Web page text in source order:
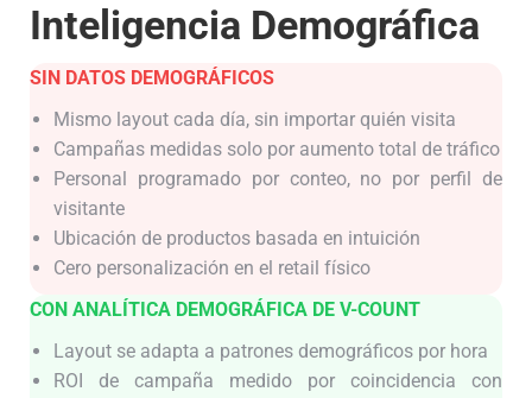
Inteligencia Demográfica
SIN DATOS DEMOGRÁFICOS
Mismo layout cada día, sin importar quién visita
Campañas medidas solo por aumento total de tráfico
Personal programado por conteo, no por perfil de
visitante
Ubicación de productos basada en intuición
Cero personalización en el retail físico
CON ANALÍTICA DEMOGRÁFICA DE V-COUNT
Layout se adapta a patrones demográficos por hora
ROI de campaña medido por coincidencia con